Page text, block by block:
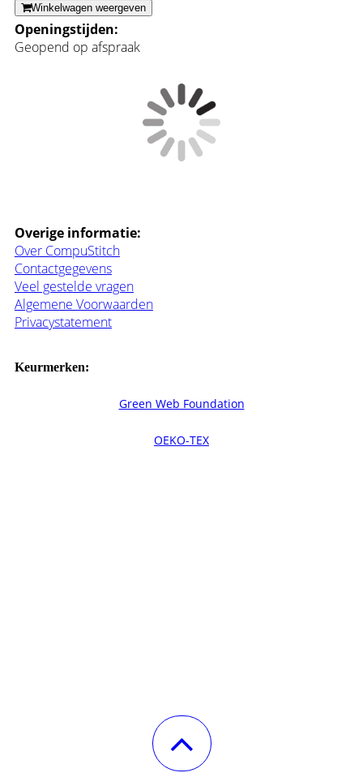
Winkelwagen weergeven
Openingstijden:
Geopend op afspraak
Overige informatie:
Over CompuStitch
Contactgegevens
Veel gestelde vragen
Algemene Voorwaarden
Privacystatement
Keurmerken:
Green Web Foundation
OEKO-TEX